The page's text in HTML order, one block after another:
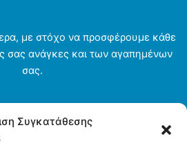
Συγκατάθεσης
με στόχο να προσφέρουμε κάθε
σας ανάγκες και των αγαπημένων
σας.
Ενοικιάσεις